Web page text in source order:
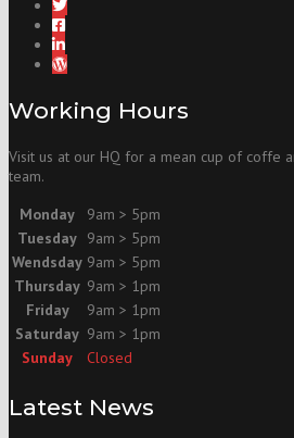
Working Hours
Visit us at our HQ for a mean cup of coffe
team.
Monday
9am > 5pm
Tuesday 9am > 5pm
Wendsday 9am > 5pm
Thursday 9am > 1pm
Friday
9am > 1pm
Saturday 9am > 1pm
Sunday
Closed
Latest News